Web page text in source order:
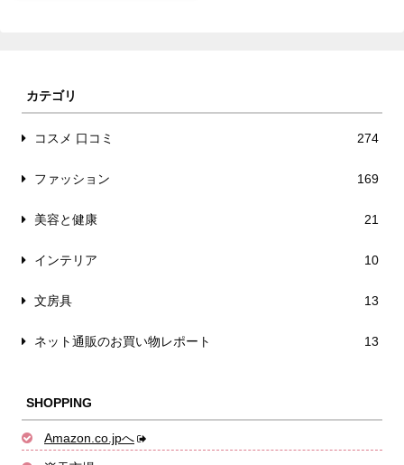
カテゴリ
コスメ 口コミ 274
ファッション 169
美容と健康 21
インテリア 10
文房具 13
ネット通販のお買い物レポート 13
SHOPPING
Amazon.co.jpへ